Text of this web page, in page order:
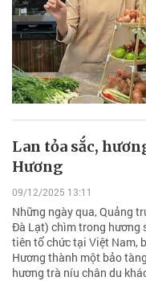
Lan tỏa sắc,
Hương
09/12/2025 13:11
Những ngày qua, Quảng
Đà Lạt) chìm trong hương
tiên tổ chức tại Việt Nam,
Hương thành một bảo
hương trà níu chân du